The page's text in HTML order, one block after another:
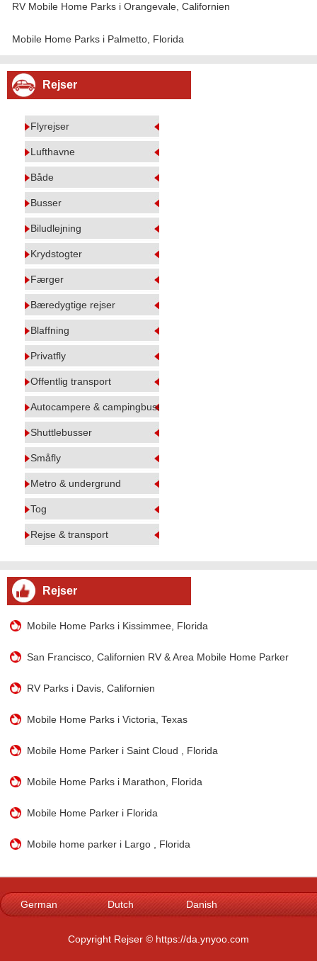
RV Mobile Home Parks i Orangevale, Californien
Mobile Home Parks i Palmetto, Florida
Rejser
Flyrejser
Lufthavne
Både
Busser
Biludlejning
Krydstogter
Færger
Bæredygtige rejser
Blaffning
Privatfly
Offentlig transport
Autocampere & campingbusser
Shuttlebusser
Småfly
Metro & undergrund
Tog
Rejse & transport
Rejser
Mobile Home Parks i Kissimmee, Florida
San Francisco, Californien RV & Area Mobile Home Parker
RV Parks i Davis, Californien
Mobile Home Parks i Victoria, Texas
Mobile Home Parker i Saint Cloud , Florida
Mobile Home Parks i Marathon, Florida
Mobile Home Parker i Florida
Mobile home parker i Largo , Florida
German Dutch Danish
Copyright Rejser © https://da.ynyoo.com